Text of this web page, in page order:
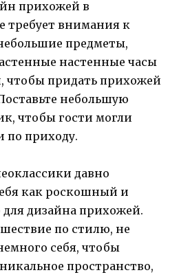
прихожей в
требует внимания к
предметы,
настенные часы
чтобы придать прихожей
небольшую
чтобы гости могли
по приходу.
давно
как роскошный и
дизайна прихожей.
по стилю, не
себя, чтобы
пространство,